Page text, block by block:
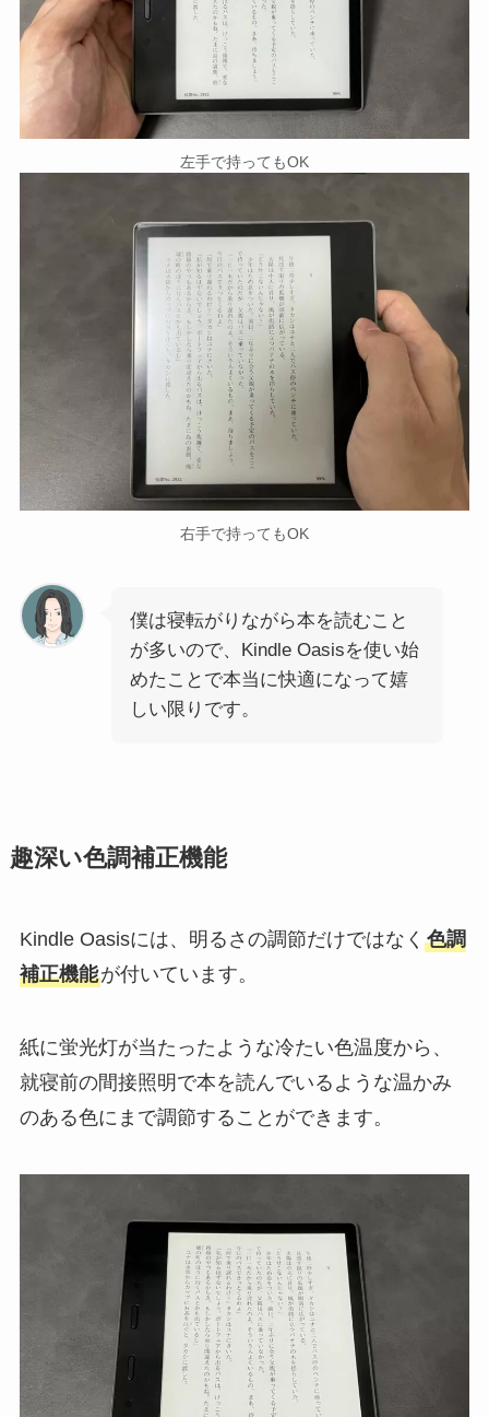
左手で持ってもOK
右手で持ってもOK
僕は寝転がりながら本を読むこと
が多いので、Kindle Oasisを使い始
めたことで本当に快適になって嬉
しい限りです。
趣深い色調補正機能
Kindle Oasisには、明るさの調節だけではなく 色調
補正機能が付いています。
紙に蛍光灯が当たったような冷たい色温度から、
就寝前の間接照明で本を読んでいるような温かみ
のある色にまで調節することができます。